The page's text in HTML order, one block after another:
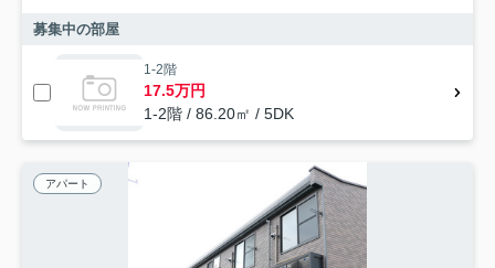
募集中の部屋
1-2階
17.5万円
1-2階 / 86.20㎡ / 5DK
アパート